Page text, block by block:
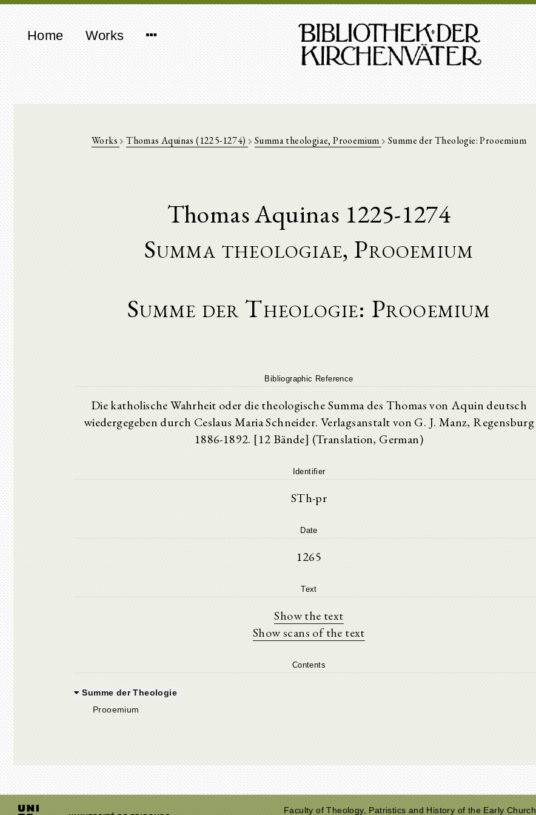
Home Works
Works Thomas Aquinas (1225-1274) Summa theologiae, Prooemium Summe der Theologie: Prooemium
Thomas Aquinas 1225-1274
Summa theologiae, Prooemium
Summe der Theologie: Prooemium
Bibliographic Reference
Die katholische Wahrheit oder die theologische Summa des Thomas von Aquin deutsch
wiedergegeben durch Ceslaus Maria Schneider. Verlagsanstalt von G. J. Manz, Regensburg
1886-1892. [12 Bände] (Translation, German)
Identifier
STh-pr
Date
1265
Text
Show the text
Show scans of the text
Contents
Summe der Theologie
Prooemium
Faculty of Theology, Patristics and History of the Early Church